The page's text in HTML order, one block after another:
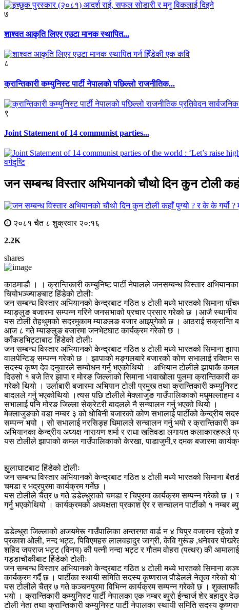
७
शाश्वत आकृति लिएर एउटा मानक स्थापित...
८
क्रान्तिकारी कम्युनिस्ट पार्टी नेपालको पछिल्लो राजनीतिक...
९
Joint Statement of 14 communist parties...
वर्गदृष्टि
जन सम्बन्ध विस्तार अभियानको चौथो दिन कुन टोली
२०८१ चैत ८ शुक्रवार २०:१६
2.2K
shares
काठमाडौ । । क्रान्तिकारी कम्युनिष्ट पार्टी नेपालले जनसम्बन्ध विस्तार
चियोभञ्ज्याङबाट हिंडेको टोलीः
जन सम्बन्ध विस्तार अभियानको केन्द्रबाट गठित ४ टोली मध्ये भारतको सिमाना
म्याङ्लुङ बजारमा सम्पन्न गरिने जनसभाको प्रचार प्रसार गरेको छ ।आजै
यस टोली तेहथुमको सदरमुकाम म्याङलङ बजार आइपुगेको छ । आठराई सक्रान्ति
आज ८ गते म्याङलुङ बजारमा जनभेटघाट कार्यक्रम गरेको छ ।
काँकडभिट्टाबाट हिंडेको टोलीः
जन सम्बन्ध विस्तार अभियानको केन्द्रबाट गठित ४ टोली मध्ये भारतको सिमाना
वालपेन्टिङ् सम्पन्न गरेको छ । झापाको मङ्गलबारे बजारको कोण सभालाई रक्तिम
सदस्य कृष्ण देव दनुवारले सम्बोधन गर्नु भएकोथियो । अभियान टोलीले झापाकै कमल
दिउसो १ बजे तिर झापा र मोरङ जिल्लाको सिमाना भावाखोला पुलमा
गरेको थियो । उर्लाबारी बजारमा अभियान टोली प्रमुख तथा क्रान्तिकारी
बादलले गर्नु भएकोथियो ।त्यस पछि टोलीले मेक्लाजुङ गाउँपालिकाको मधुमल्लाहमा
सभालाई पनि मोरङ जिल्ला सेक्रेटरी बादलले नै सन्चालन गर्नु भएको थियो ।
मेक्लाजुङको वडा नम्बर ३ को धोबिनी बजारको कोण सभालाई पार्टीको केन्द्रीय
सम्पन्न भयो । सो सभालाई नरसिङ्ह धिमालले सन्चालन गर्नु भयो र क्रान्तिकारी
अभियानका केन्द्रीय अध्यक्ष नारायण शर्मा र राधा खतिवडा लगायत कलाकारहरुले
यस टोलीले झापाको कमल गाउँपालिकाको केरखा, पाडाजुमी,र दमक बजारमा
झुलाघाटबाट हिंडेको टोलीः
जन सम्बन्ध विस्तार अभियानको केन्द्रबाट गठित ४ टोली मध्ये भारतको
चमडा र भद्रपुरमा कार्यक्रम गर्नेछ ।
यस टोलीले चैत्र ७ गते डडेल्धुराको चमडा र चिपुरमा कार्यक्रम सम्पन्न गरेको छ ।
गर्नु भएकोथियो । कार्यक्रमको अध्यक्षता प्रकाश ऐर र सन्चालन पार्टीको १ नम्बर
डडेल्धुरा जिल्लाको अजयमेरू गाउँपालिका अन्तरगत वार्ड न ४ चिपुर वजारमा
प्रकाश ओली, नन्द भट्ट, पिविएमहरु लालवहादुर जाग्री, केवि गुरूंङ ,धनेश्वर
शहिद जयराज भट्ट (विनय) की पत्नी नन्दा भट्ट र गौतम वोहरा (पत्थर) की
गड्डाचौकीबाट हिंडेको टोलीः
जन सम्बन्ध विस्तार अभियानको केन्द्रबाट गठित ४ टोली मध्ये भारतको
कार्यक्रम गर्दै छ । पार्टीका स्थायी समिति सदस्य कृष्णराज पौडेलले नेतृत्व गरेको
यस टोलीले चैत्र ७ गते कञ्चनपुरमा विभिन्न कार्यक्रम सम्पन्न गरेको छ ।
भयो । क्रान्तिकारी कम्युनिस्ट पार्टी नेपालका एक नम्बर ब्युरो ईन्चार्ज शेर बहादुर
टोली नेता तथा क्रान्तिकारी कम्युनिस्ट पार्टी नेपालका स्थायी समिति सदस्य